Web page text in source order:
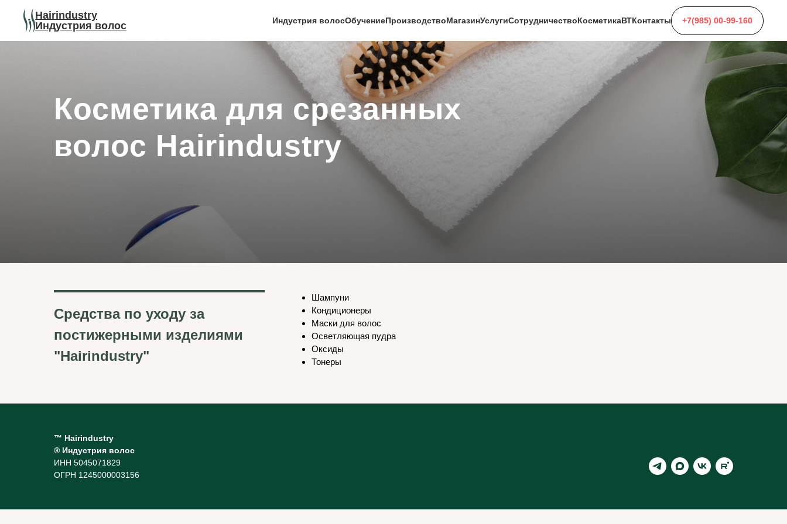
Hairindustry
Индустрия волос
Индустрия волосОбучениеПроизводствоМагазинУслугиСотрудничествоКосметикаВТКонтакты +7(985) 00-99-160
Косметика для срезанных
волос Hairindustry
Средствапо уходу за
постижерными изделиями
"Hairindustry"
Шампуни
Кондиционеры
Маски для волос
Осветляющая пудра
Оксиды
Тонеры
™ Hairindustry
® Индустрия волос
ИНН 5045071829
ОГРН 1245000003156